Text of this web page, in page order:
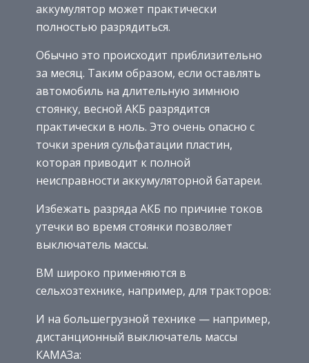
аккумулятор может практически
полностью разрядиться.
Обычно это происходит приблизительно
за месяц. Таким образом, если оставлять
автомобиль на длительную зимнюю
стоянку, весной АКБ разрядится
практически в ноль. Это очень опасно с
точки зрения сульфатации пластин,
которая приводит к полной
неисправности аккумуляторной батареи.
Избежать разряда АКБ по причине токов
утечки во время стоянки позволяет
выключатель массы.
ВМ широко применяются в
сельхозтехнике, например, для тракторов:
И на большегрузной технике — например,
дистанционный выключатель массы
КАМАЗа: